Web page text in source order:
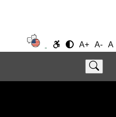
A+ A- A